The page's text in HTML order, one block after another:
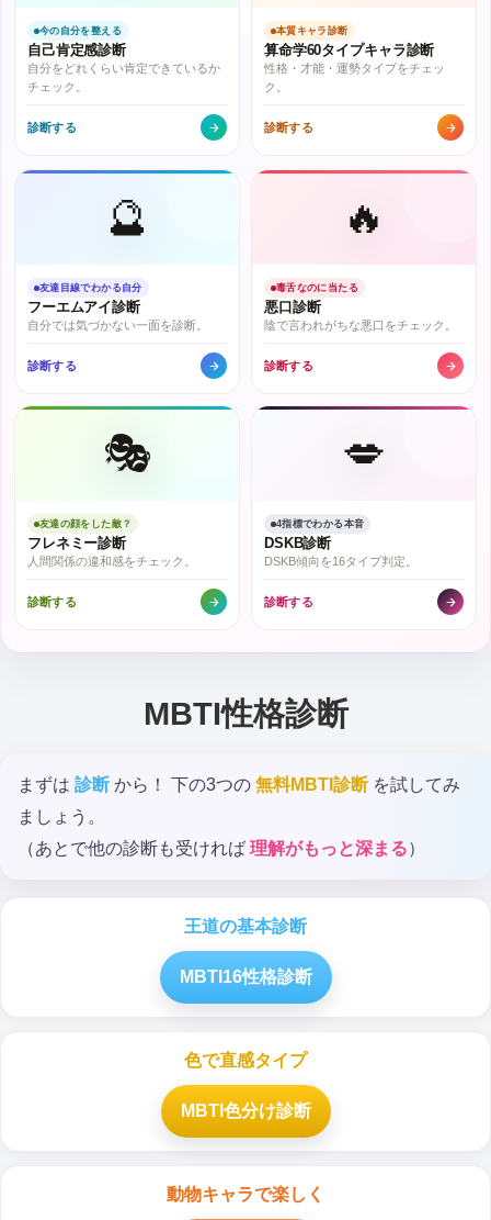
今の自分を整える
自己肯定感診断
自分をどれくらい肯定できているか
チェック。
診断する
本質キャラ診断
算命学60タイプキャラ診断
性格・才能・運勢タイプをチェッ
ク。
診断する
🔮
友達目線でわかる自分
フーエムアイ診断
自分では気づかない一面を診断。
診断する
🔥
毒舌なのに当たる
悪口診断
陰で言われがちな悪口をチェック。
診断する
🎭
友達の顔をした敵？
フレネミー診断
人間関係の違和感をチェック。
診断する
💋
4指標でわかる本音
DSKB診断
DSKB傾向を16タイプ判定。
診断する
MBTI性格診断
まずは 診断 から！ 下の3つの 無料MBTI診断を試してみ
ましょう。
（あとで他の診断も受ければ 理解がもっと深まる）
王道の基本診断
MBTI16性格診断
色で直感タイプ
MBTI色分け診断
動物キャラで楽しく